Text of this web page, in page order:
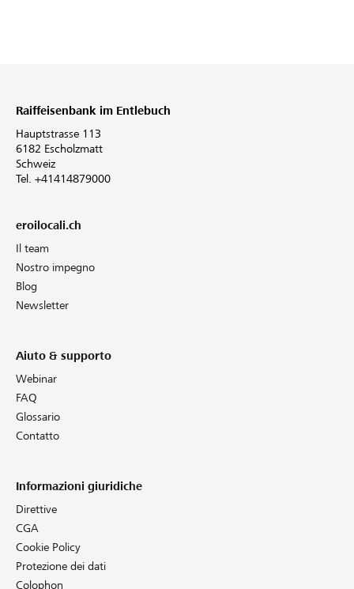
Raiffeisenbank im Entlebuch
Hauptstrasse 113
6182 Escholzmatt
Schweiz
Tel. +41414879000
eroilocali.ch
Il team
Nostro impegno
Blog
Newsletter
Aiuto & supporto
Webinar
FAQ
Glossario
Contatto
Informazioni giuridiche
Direttive
CGA
Cookie Policy
Protezione dei dati
Colophon